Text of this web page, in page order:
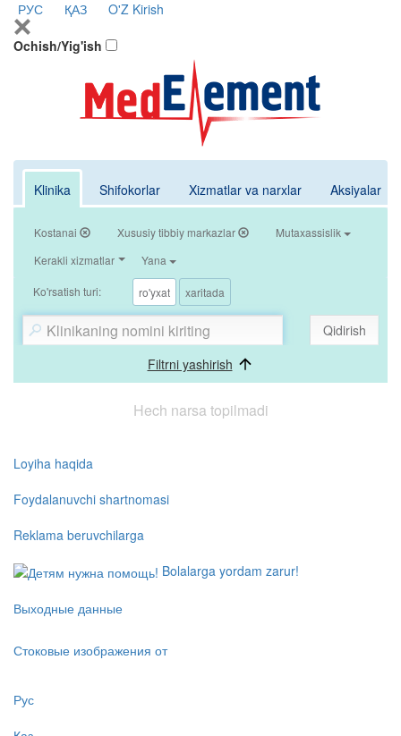
РУС ҚАЗ O'Z Kirish
Ochish/Yig'ish
Klinika Shifokorlar Xizmatlar va narxlar Aksiyalar
Kostanai Xususiy tibbiy markazlar
Mutaxassislik
Kerakli xizmatlar
Yana
Ko'rsatish turi: ro'yxat xaritada
Qidirish
Filtrni yashirish
Hech narsa topilmadi
Loyiha haqida
Foydalanuvchi shartnomasi
Reklama beruvchilarga
Bolalarga yordam zarur!
Выходные данные
Стоковые изображения от
Рус